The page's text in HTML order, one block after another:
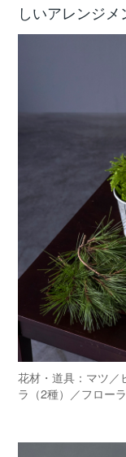
しいアレンジメ
花材・道具：マツ／
ラ（2種）／フロー